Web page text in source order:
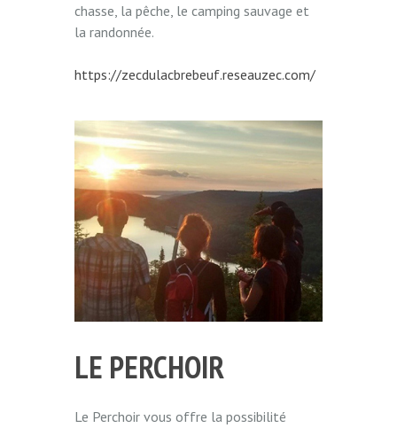
chasse, la pêche, le camping sauvage et
la randonnée.
https://zecdulacbrebeuf.reseauzec.com/
LE PERCHOIR
Le Perchoir vous offre la possibilité